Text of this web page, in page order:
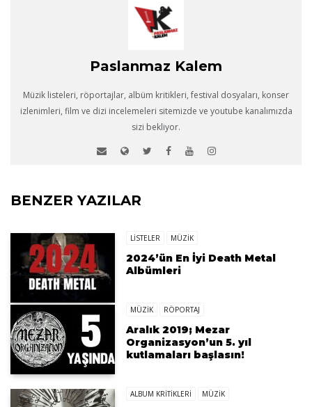
Paslanmaz Kalem
Müzik listeleri, röportajlar, albüm kritikleri, festival dosyaları, konser
izlenimleri, film ve dizi incelemeleri sitemizde ve youtube kanalımızda
sizi bekliyor.
BENZER YAZILAR
LISTELER MÜZİK
2024’ün En İyi Death Metal
Albümleri
MÜZİK RÖPORTAJ
Aralık 2019; Mezar
Organizasyon’un 5. yıl
kutlamaları başlasın!
ALBUM KRITIKLERI MÜZİK